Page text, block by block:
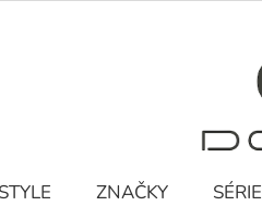
ZNAČKY SÉRIE